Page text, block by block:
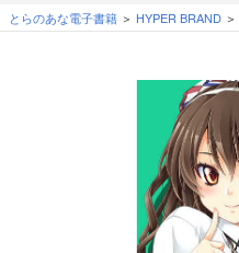
とらのあな電子書籍
HYPER BRAND